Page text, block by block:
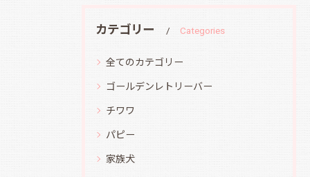
カテゴリー Categories
全てのカテゴリー
ゴールデンレトリーバー
チワワ
パピー
家族犬